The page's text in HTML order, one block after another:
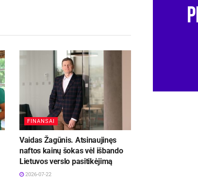
FINANSAI
Vaidas Žagūnis. Atsinaujinęs
naftos kainų šokas vėl išbando
Lietuvos verslo pasitikėjimą
2026-07-22